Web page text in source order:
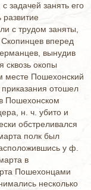
задачей занять его
развитие
с трудом заняты,
вперед
вынудив
сквозь окопы
месте Пошехонский
отошел
Пошехонском
н. ч. убито и
обстреливался
полк был
у ф.
в
Пошехонцами
несколько